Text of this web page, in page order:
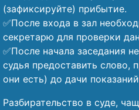
(зафиксируйте) прибытие.
✅После входа в зал
секретарю для проверки
✅После начала заседания
судья предоставить слово,
они есть) до дачи
Разбирательство в суде,